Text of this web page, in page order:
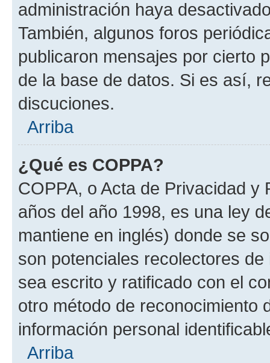
administración haya
También, algunos foros
publicaron mensajes por cierto
de la base de datos. Si es así,
discuciones.
Arriba
¿Qué es COPPA?
COPPA, o Acta de Privacidad
años del año 1998, es una ley
mantiene en inglés) donde se
son potenciales recolectores
sea escrito y ratificado con el
otro método de reconocimiento
información personal
Arriba